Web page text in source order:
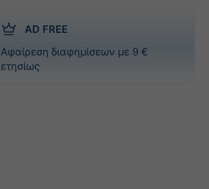
AD FREE
Αφαίρεση διαφημίσεων με 9 €
ετησίως